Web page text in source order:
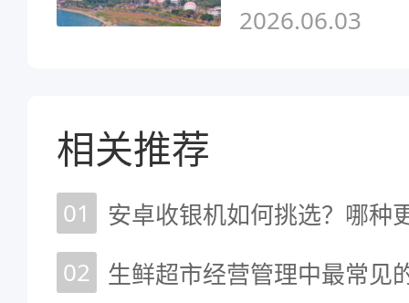
2026.06.03
相关推荐
01
安卓收银机如何挑选？哪种
02